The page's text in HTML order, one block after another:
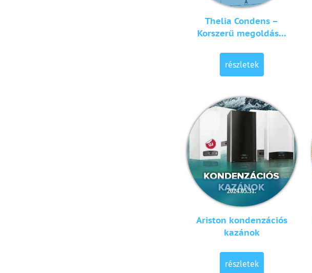
Thelia Condens –
Korszerű megoldás...
részletek
2024.05.31.
Ariston kondenzációs
kazánok
részletek